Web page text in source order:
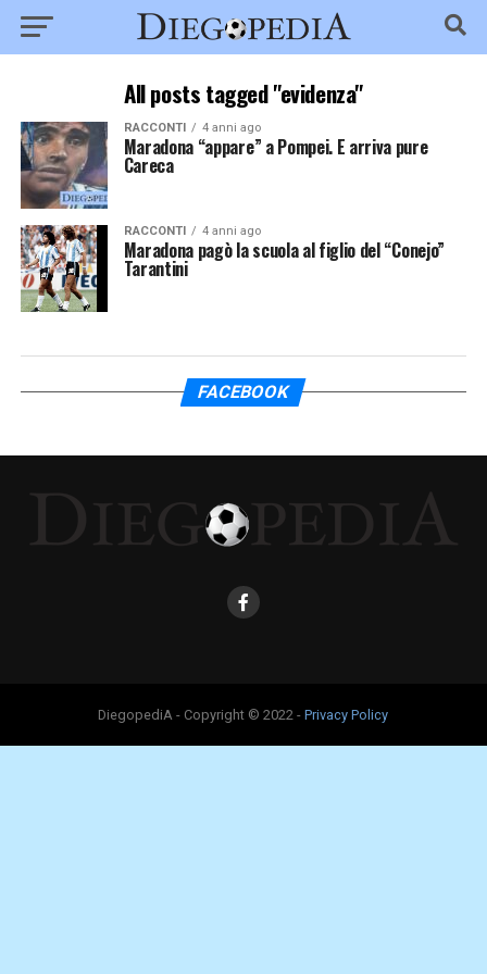
All posts tagged "evidenza"
RACCONTI 4 anni ago
Maradona “appare” a Pompei. E arriva pure
Careca
RACCONTI 4 anni ago
Maradona pagò la scuola al figlio del “Conejo”
Tarantini
FACEBOOK
DiegopediA - Copyright © 2022 -Privacy Policy